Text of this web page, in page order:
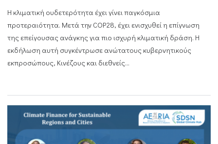
Η κλιματική ουδετερότητα έχει γίνει παγκόσμια
προτεραιότητα. Μετά την COP28, έχει ενισχυθεί η επίγνωση
της επείγουσας ανάγκης για πιο ισχυρή κλιματική δράση. Η
εκδήλωση αυτή συγκέντρωσε ανώτατους κυβερνητικούς
εκπροσώπους, Κινέζους και διεθνείς...